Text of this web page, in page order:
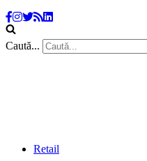
Caută...
Retail